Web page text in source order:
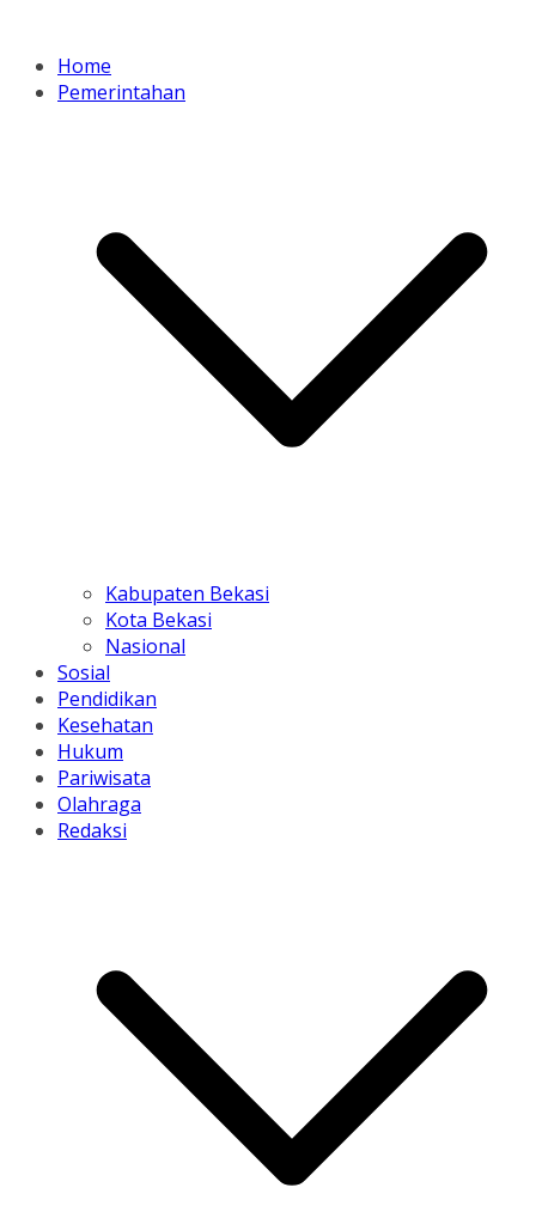
Home
Pemerintahan
Kabupaten Bekasi
Kota Bekasi
Nasional
Sosial
Pendidikan
Kesehatan
Hukum
Pariwisata
Olahraga
Redaksi